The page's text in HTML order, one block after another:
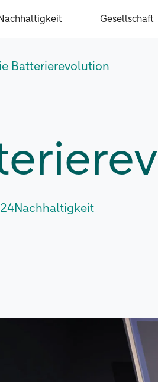
Gesellschaft
Batterierevolution
Nachhaltigkeit